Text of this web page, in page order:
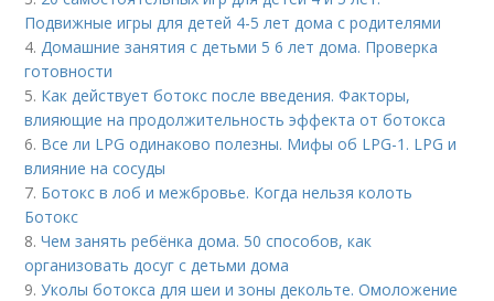
Подвижные игры для детей 4-5 лет дома с родителями
4.Домашние занятия с детьми 5 6 лет дома. Проверка
готовности
5. Как действует ботокс после введения. Факторы,
влияющие на продолжительность эффекта от ботокса
6. Все ли LPG одинаково полезны. Мифы об LPG-1. LPG и
влияние на сосуды
7. Ботокс в лоб и межбровье. Когда нельзя колоть
Ботокс
8.Чем занять ребёнка дома. 50 способов, как
организовать досуг с детьми дома
9.Уколы ботокса для шеи и зоны декольте. Омоложение